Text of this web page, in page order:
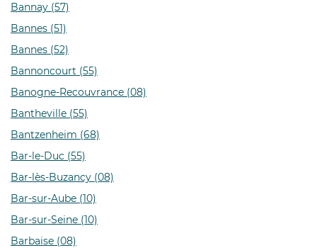
Bannay (57)
Bannes (51)
Bannes (52)
Bannoncourt (55)
Banogne-Recouvrance (08)
Bantheville (55)
Bantzenheim (68)
Bar-le-Duc (55)
Bar-lès-Buzancy (08)
Bar-sur-Aube (10)
Bar-sur-Seine (10)
Barbaise (08)